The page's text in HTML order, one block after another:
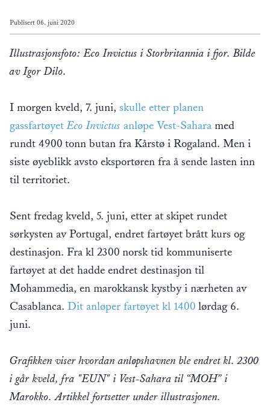
Publisert 06. juni 2020
Illustrasjonsfoto: Eco Invictus i Storbritannia i fjor. Bilde
av Igor Dilo.
I morgen kveld, 7. juni, skulle etter planen
gassfartøyetEco Invictus anløpe Vest-Sahara med
rundt 4900 tonn butan fra Kårstø i Rogaland. Men i
siste øyeblikk avsto eksportøren fra å sende lasten inn
til territoriet.
Sent fredag kveld, 5. juni, etter at skipet rundet
sørkysten av Portugal, endret fartøyet brått kurs og
destinasjon. Fra kl 2300 norsk tid kommuniserte
fartøyet at det hadde endret destinasjon til
Mohammedia, en marokkansk kystby i nærheten av
Casablanca. Dit anløper fartøyet kl 1400 lørdag 6.
juni.
Grafikken viser hvordan anløpshavnen ble endret kl. 2300
i går kveld, fra "EUN" i Vest-Sahara til “MOH” i
Marokko. Artikkel fortsetter under illustrasjonen.